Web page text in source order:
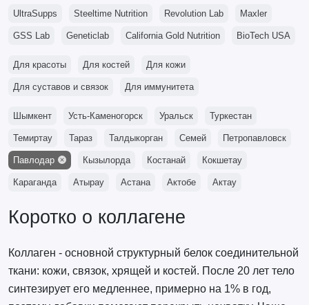
UltraSupps Steeltime Nutrition Revolution Lab Maxler
GSS Lab Geneticlab California Gold Nutrition BioTech USA
Для красоты Для костей Для кожи
Для суставов и связок Для иммунитета
Шымкент Усть-Каменогорск Уральск Туркестан
Темиртау Тараз Талдыкорган Семей Петропавловск
Павлодар Кызылорда Костанай Кокшетау
Караганда Атырау Астана Актобе Актау
Коротко о коллагене
Коллаген - основной структурный белок соединительной
ткани: кожи, связок, хрящей и костей. После 20 лет тело
синтезирует его медленнее, примерно на 1% в год,